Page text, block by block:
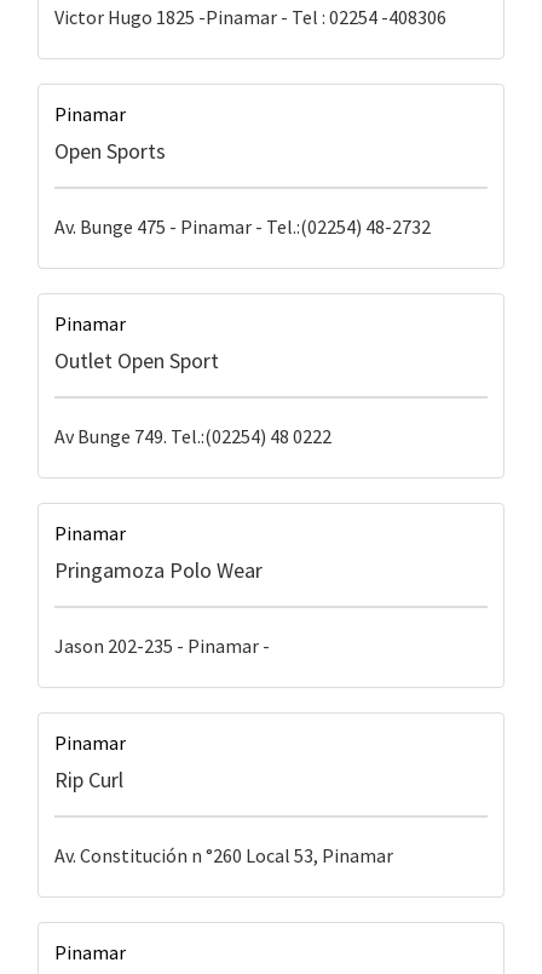
Victor Hugo 1825 -Pinamar - Tel : 02254 -408306
Pinamar
Open Sports
Av. Bunge 475 - Pinamar - Tel.:(02254) 48-2732
Pinamar
Outlet Open Sport
Av Bunge 749. Tel.:(02254) 48 0222
Pinamar
Pringamoza Polo Wear
Jason 202-235 - Pinamar -
Pinamar
Rip Curl
Av. Constitución n °260 Local 53, Pinamar
Pinamar